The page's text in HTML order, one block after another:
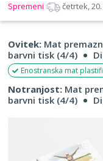
Spremeni četrtek,
Ovitek: Mat
barvni tisk (4/4)
Enostranska mat
Notranjost: Mat
barvni tisk (4/4)